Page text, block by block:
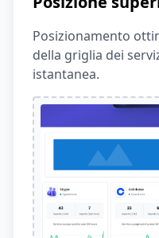
Posizionamento
della griglia dei
istantanea.